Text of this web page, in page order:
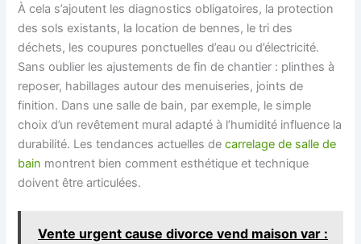
À cela s’ajoutent les diagnostics obligatoires, la protection
des sols existants, la location de bennes, le tri des
déchets, les coupures ponctuelles d’eau ou d’électricité.
Sans oublier les ajustements de fin de chantier : plinthes à
reposer, habillages autour des menuiseries, joints de
finition. Dans une salle de bain, par exemple, le simple
choix d’un revêtement mural adapté à l’humidité influence la
durabilité. Les tendances actuelles decarrelage de salle de
bain montrent bien comment esthétique et technique
doivent être articulées.
Vente urgent cause divorce vend maison var :